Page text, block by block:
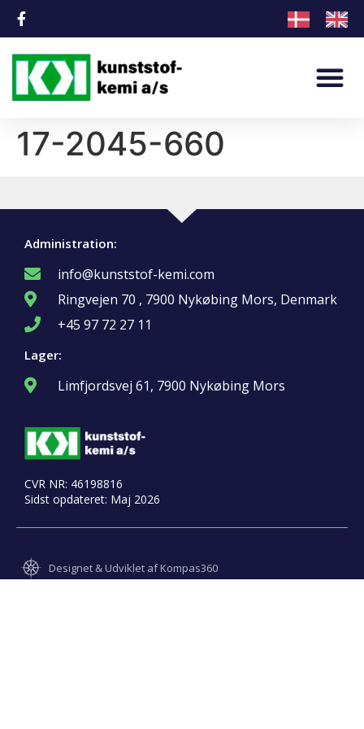
17-2045-660
Administration:
info@kunststof-kemi.com
Ringvejen 70 , 7900 Nykøbing Mors, Denmark
+45 97 72 27 11
Lager:
Limfjordsvej 61, 7900 Nykøbing Mors
CVR NR: 46198816
Sidst opdateret: Maj 2026
Designet & Udviklet af Kompas360